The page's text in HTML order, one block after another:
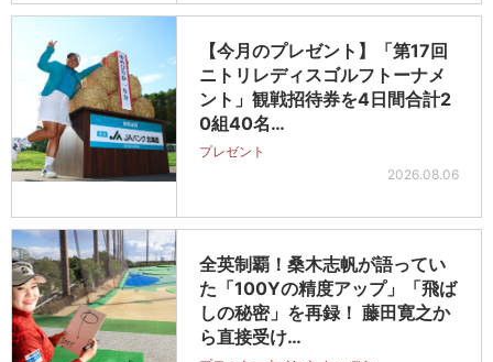
【今月のプレゼント】「第17回
ニトリレディスゴルフトーナメ
ント」観戦招待券を4日間合計2
0組40名…
プレゼント
2026.08.06
全英制覇！桑木志帆が語ってい
た「100Yの精度アップ」「飛ば
しの秘密」を再録！ 藤田寛之か
ら直接受け…